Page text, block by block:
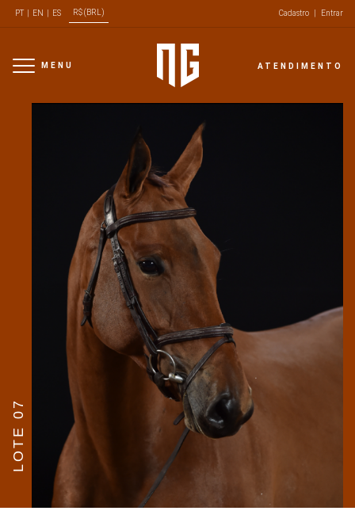
PT| EN ES R$ (BRL) Cadastro Entrar
ATENDIMENTO
MENU
LOTE 07